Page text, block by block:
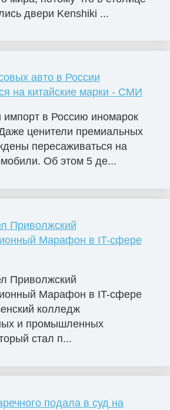
двери Kenshiki ...
авто в России
на китайские марки - СМИ
в Россию иномарок
ценители премиальных
пересаживаться на
Об этом 5 де...
Приволжский
Марафон в IT-сфере
Приволжский
Марафон в IT-сфере
колледж
и промышленных
стал п...
подала в суд на